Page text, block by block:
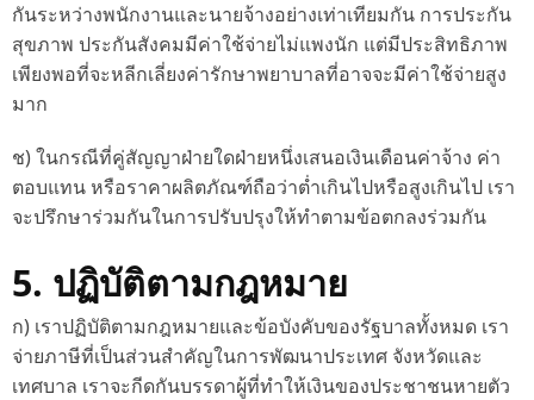
กันระหว่างพนักงานและนายจ้างอย่างเท่าเทียมกัน การประกัน
สุขภาพ ประกันสังคมมีค่าใช้จ่ายไม่แพงนัก แต่มีประสิทธิภาพ
เพียงพอที่จะหลีกเลี่ยงค่ารักษาพยาบาลที่อาจจะมีค่าใช้จ่ายสูง
มาก
ช) ในกรณีที่คู่สัญญาฝ่ายใดฝ่ายหนึ่งเสนอเงินเดือนค่าจ้าง ค่า
ตอบแทน หรือราคาผลิตภัณฑ์ถือว่าต่ำเกินไปหรือสูงเกินไป เรา
จะปรึกษาร่วมกันในการปรับปรุงให้ทำตามข้อตกลงร่วมกัน
5. ปฏิบัติตามกฎหมาย
ก) เราปฏิบัติตามกฎหมายและข้อบังคับของรัฐบาลทั้งหมด เรา
จ่ายภาษีที่เป็นส่วนสำคัญในการพัฒนาประเทศ จังหวัดและ
เทศบาล เราจะกีดกันบรรดาผู้ที่ทำให้เงินของประชาชนหายตัว